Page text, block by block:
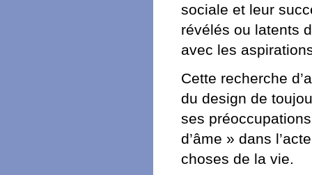
sociale et leur
révélés ou latents
avec les
Cette recherche
du design de
ses
d’âme » dans
choses de la vie.